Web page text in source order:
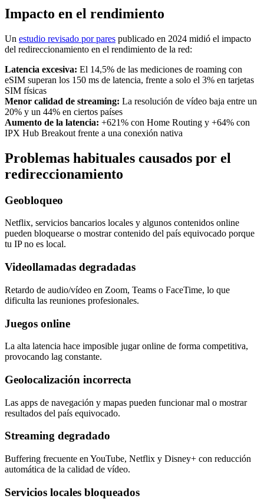
Impacto en el rendimiento
Un estudio revisado por pares publicado en 2024 midió el impacto
del redireccionamiento en el rendimiento de la red:
Latencia excesiva: El 14,5% de las mediciones de roaming con
eSIM superan los 150 ms de latencia, frente a solo el 3% en tarjetas
SIM físicas
Menor calidad de streaming: La resolución de vídeo baja entre un
20% y un 44% en ciertos países
Aumento de la latencia: +621% con Home Routing y +64% con
IPX Hub Breakout frente a una conexión nativa
Problemas habituales causados por el
redireccionamiento
Geobloqueo
Netflix, servicios bancarios locales y algunos contenidos online
pueden bloquearse o mostrar contenido del país equivocado porque
tu IP no es local.
Videollamadas degradadas
Retardo de audio/vídeo en Zoom, Teams o FaceTime, lo que
dificulta las reuniones profesionales.
Juegos online
La alta latencia hace imposible jugar online de forma competitiva,
provocando lag constante.
Geolocalización incorrecta
Las apps de navegación y mapas pueden funcionar mal o mostrar
resultados del país equivocado.
Streaming degradado
Buffering frecuente en YouTube, Netflix y Disney+ con reducción
automática de la calidad de vídeo.
Servicios locales bloqueados